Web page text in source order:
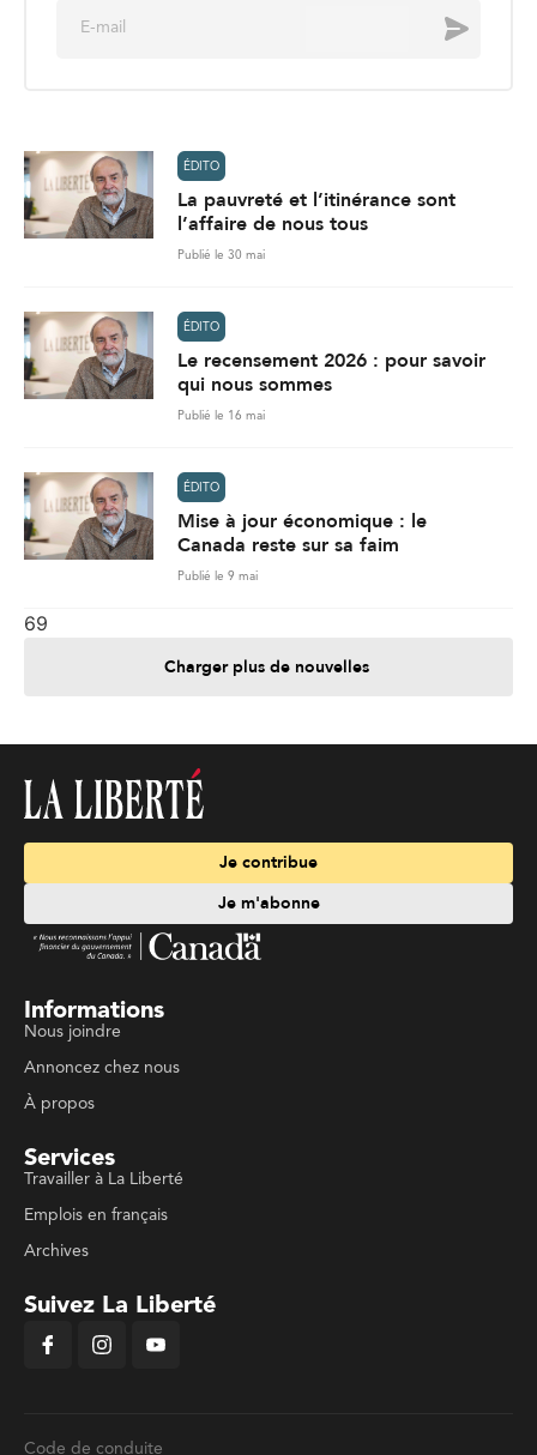
Envoyer
ÉDITO
La pauvreté et l’itinérance sont
l’affaire de nous tous
Publié le 30 mai
ÉDITO
Le recensement 2026 : pour savoir
qui nous sommes
Publié le 16 mai
ÉDITO
Mise à jour économique : le
Canada reste sur sa faim
Publié le 9 mai
69
Charger plus de nouvelles
Je contribue
Je m'abonne
Informations
Nous joindre
Annoncez chez nous
À propos
Services
Travailler à La Liberté
Emplois en français
Archives
Suivez La Liberté
Code de conduite